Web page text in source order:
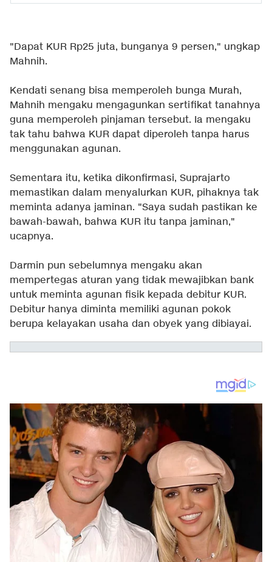
"Dapat KUR Rp25 juta, bunganya 9 persen," ungkap
Mahnih.
Kendati senang bisa memperoleh bunga Murah,
Mahnih mengaku mengagunkan sertifikat tanahnya
guna memperoleh pinjaman tersebut. Ia mengaku
tak tahu bahwa KUR dapat diperoleh tanpa harus
menggunakan agunan.
Sementara itu, ketika dikonfirmasi, Suprajarto
memastikan dalam menyalurkan KUR, pihaknya tak
meminta adanya jaminan. "Saya sudah pastikan ke
bawah-bawah, bahwa KUR itu tanpa jaminan,"
ucapnya.
Darmin pun sebelumnya mengaku akan
mempertegas aturan yang tidak mewajibkan bank
untuk meminta agunan fisik kepada debitur KUR.
Debitur hanya diminta memiliki agunan pokok
berupa kelayakan usaha dan obyek yang dibiayai.